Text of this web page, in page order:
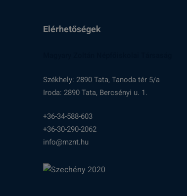
Elérhetőségek
Székhely: 2890 Tata, Tanoda tér 5/a
Iroda: 2890 Tata, Bercsényi u. 1.
+36-34-588-603
+36-30-290-2062
info@mznt.hu